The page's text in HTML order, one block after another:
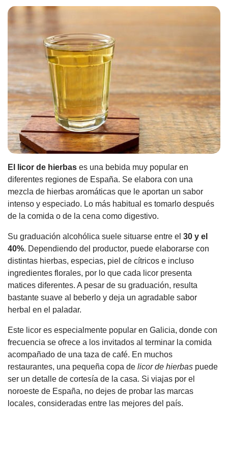
El licor de hierbas es una bebida muy popular en
diferentes regiones de España. Se elabora con una
mezcla de hierbas aromáticas que le aportan un sabor
intenso y especiado. Lo más habitual es tomarlo después
de la comida o de la cena como digestivo.
Su graduación alcohólica suele situarse entre el 30 y el
40%. Dependiendo del productor, puede elaborarse con
distintas hierbas, especias, piel de cítricos e incluso
ingredientes florales, por lo que cada licor presenta
matices diferentes. A pesar de su graduación, resulta
bastante suave al beberlo y deja un agradable sabor
herbal en el paladar.
Este licor es especialmente popular en Galicia, donde con
frecuencia se ofrece a los invitados al terminar la comida
acompañado de una taza de café. En muchos
restaurantes, una pequeña copa de licor de hierbas puede
ser un detalle de cortesía de la casa. Si viajas por el
noroeste de España, no dejes de probar las marcas
locales, consideradas entre las mejores del país.